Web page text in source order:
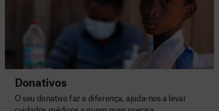
Donativos
O seu donativo faz a diferença, ajuda-nos a levar